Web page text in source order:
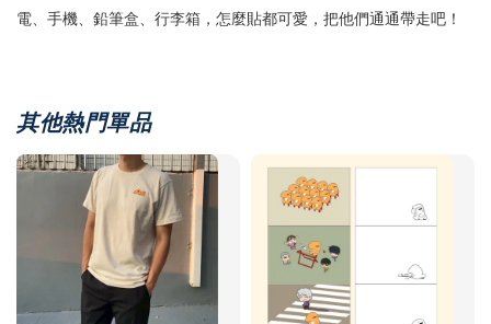
電、手機、鉛筆盒、行李箱，怎麼貼都可愛，把他們通通帶走吧！
其他熱門單品